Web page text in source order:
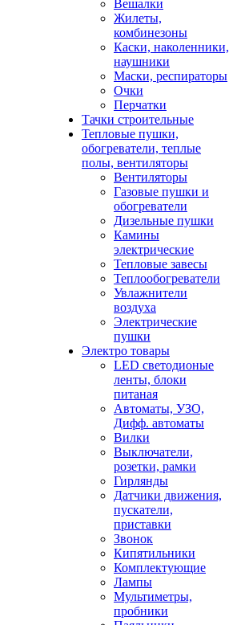
Вешалки
Жилеты,
комбинезоны
Каски, наколенники,
наушники
Маски, респираторы
Очки
Перчатки
Тачки строительные
Тепловые пушки,
обогреватели, теплые
полы, вентиляторы
Вентиляторы
Газовые пушки и
обогреватели
Дизельные пушки
Камины
электрические
Тепловые завесы
Теплообогреватели
Увлажнители
воздуха
Электрические
пушки
Электро товары
LED светодионые
ленты, блоки
питаная
Автоматы, УЗО,
Дифф. автоматы
Вилки
Выключатели,
розетки, рамки
Гирлянды
Датчики движения,
пускатели,
приставки
Звонок
Кипятильники
Комплектующие
Лампы
Мультиметры,
пробники